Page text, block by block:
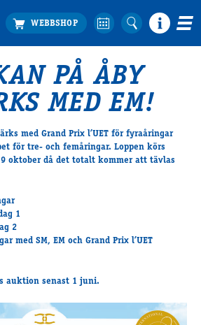
PÅ ÅBY
MED EM!
med Grand Prix l’UET för fyraåringar
för tre- och femåringar. Loppen körs
9 oktober då det totalt kommer att tävlas
1
2
med SM, EM och Grand Prix l’UET
auktion senast 1 juni.